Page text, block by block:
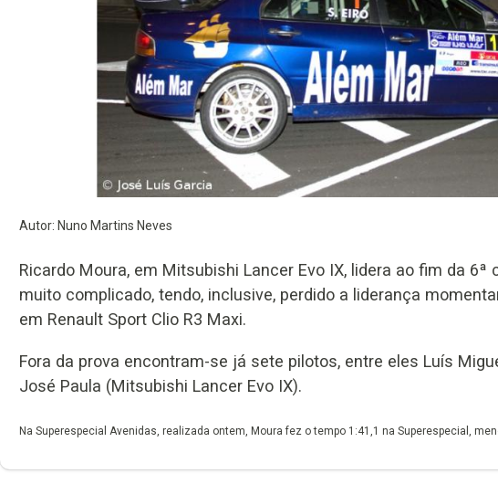
Autor: Nuno Martins Neves
Ricardo Moura, em Mitsubishi Lancer Evo IX, lidera ao fim da
muito complicado, tendo, inclusive, perdido a liderança
em Renault Sport Clio R3 Maxi.
Fora da prova encontram-se já sete pilotos, entre eles Luís
José Paula (Mitsubishi Lancer Evo IX).
Na Superespecial Avenidas, realizada ontem, Moura fez o tempo 1:41,1 na Superespecial,